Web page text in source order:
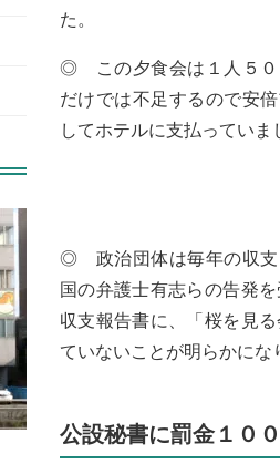
た。
◎ この夕食会は１人５０
だけでは不足するので安
してホテルに支払っていま
◎ 政治団体は毎年の収支
国の弁護士有志らの告発
収支報告書に、「桜を見
ていないことが明らかにな
公設秘書に罰金１０